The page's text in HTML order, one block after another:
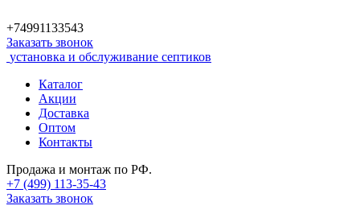
+74991133543
Заказать звонок
установка и обслуживание септиков
Каталог
Акции
Доставка
Оптом
Контакты
Продажа и монтаж по РФ.
+7 (499) 113-35-43
Заказать звонок